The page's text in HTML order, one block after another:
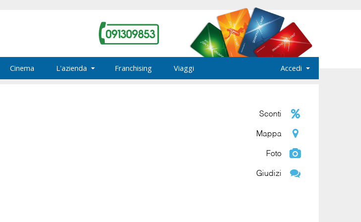
Cinema L'azienda Franchising Viaggi Accedi
Sconti
Mappa
Foto
Giudizi